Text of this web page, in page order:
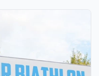
BIATHLON